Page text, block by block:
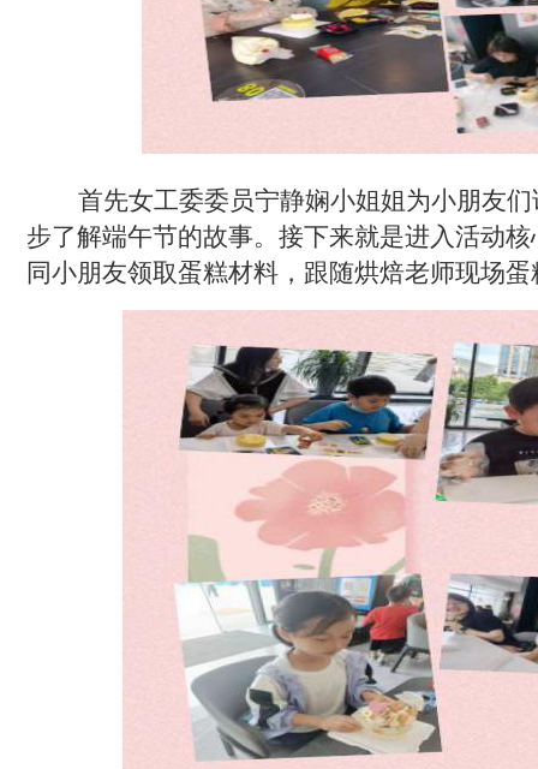
首先女工委委员宁静娴小姐姐为小朋友们
步了解端午节的故事。接下来就是进入活动核
同小朋友领取蛋糕材料，跟随烘焙老师现场